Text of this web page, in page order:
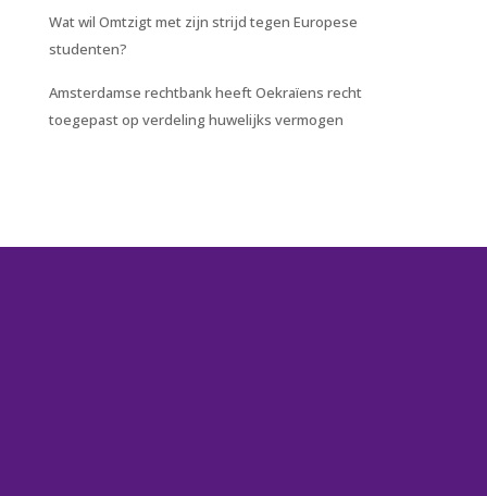
Wat wil Omtzigt met zijn strijd tegen Europese
studenten?
Amsterdamse rechtbank heeft Oekraïens recht
toegepast op verdeling huwelijks vermogen